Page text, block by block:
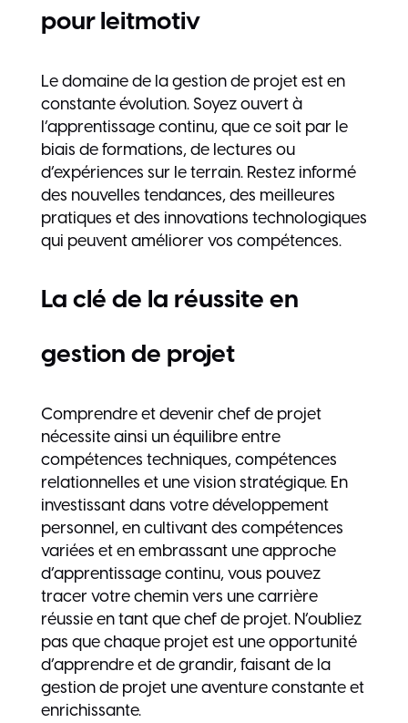
pour leitmotiv
Le domaine de la gestion de projet est en
constante évolution. Soyez ouvert à
l’apprentissage continu, que ce soit par le
biais de formations, de lectures ou
d’expériences sur le terrain. Restez informé
des nouvelles tendances, des meilleures
pratiques et des innovations technologiques
qui peuvent améliorer vos compétences.
La clé de la réussite en
gestion de projet
Comprendre et devenir chef de projet
nécessite ainsi un équilibre entre
compétences techniques, compétences
relationnelles et une vision stratégique. En
investissant dans votre développement
personnel, en cultivant des compétences
variées et en embrassant une approche
d’apprentissage continu, vous pouvez
tracer votre chemin vers une carrière
réussie en tant que chef de projet. N’oubliez
pas que chaque projet est une opportunité
d’apprendre et de grandir, faisant de la
gestion de projet une aventure constante et
enrichissante.